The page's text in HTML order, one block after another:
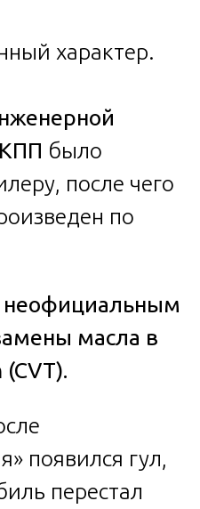
характер.
было
после чего
по
неофициальным
масла в
появился гул,
перестал